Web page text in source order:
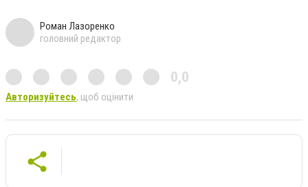
Роман Лазоренко
головний редактор
0,0
Авторизуйтесь, щоб оцінити